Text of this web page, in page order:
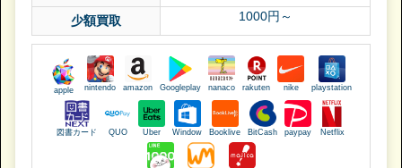
少額買取 1000円～
apple nintendo amazon Googleplay nanaco rakuten nike playstation
図書カード QUO Uber Window Booklive BitCash paypay Netflix